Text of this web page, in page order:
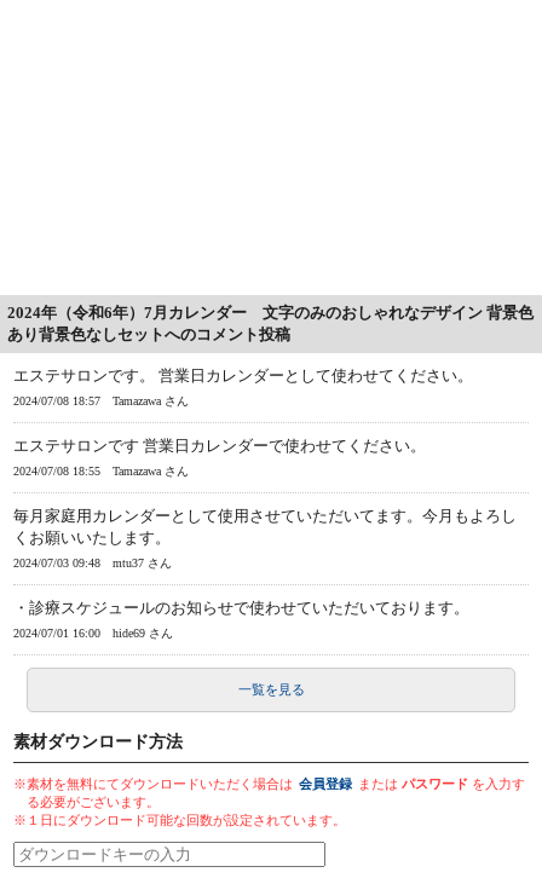
2024年（令和6年）7月カレンダー 文字のみのおしゃれなデザイン 背景色
あり背景色なしセットへのコメント投稿
エステサロンです。 営業日カレンダーとして使わせてください。
2024/07/08 18:57 Tamazawa さん
エステサロンです 営業日カレンダーで使わせてください。
2024/07/08 18:55 Tamazawa さん
毎月家庭用カレンダーとして使用させていただいてます。今月もよろし
くお願いいたします。
2024/07/03 09:48 mtu37 さん
・診療スケジュールのお知らせで使わせていただいております。
2024/07/01 16:00 hide69 さん
一覧を見る
素材ダウンロード方法
※素材を無料にてダウンロードいただく場合は 会員登録 またはパスワード を入力す
る必要がございます。
※１日にダウンロード可能な回数が設定されています。